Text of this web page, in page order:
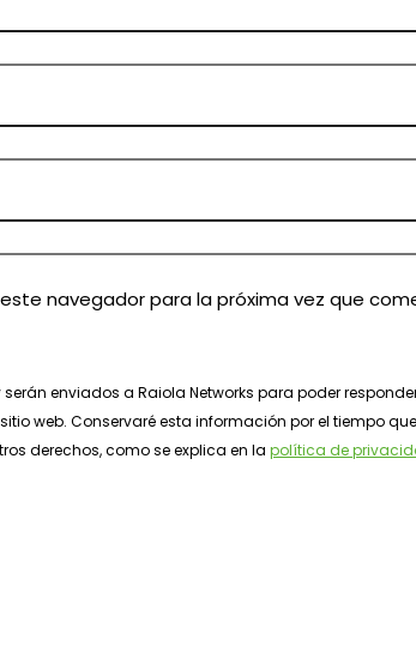
navegador para la próxima vez que
enviados a Raiola Networks para poder
web. Conservaré esta información por el tiempo
derechos, como se explica en la política de